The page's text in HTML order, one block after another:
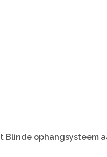
ophangsysteem